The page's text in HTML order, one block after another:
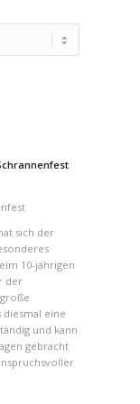
sich der
10-jährigen
der
diesmal eine
und kann
gebracht